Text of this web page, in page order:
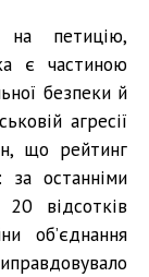
на петицію,
є частиною
безпеки й
агресії
що рейтинг
за останніми
відсотків
об’єднання